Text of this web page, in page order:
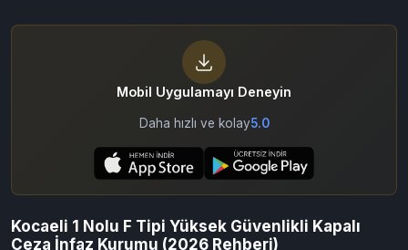
Mobil Uygulamayı Deneyin
Daha hızlı ve kolay5.0
Kocaeli 1 Nolu F Tipi Yüksek Güvenlikli Kapalı
Ceza İnfaz Kurumu (2026 Rehberi)